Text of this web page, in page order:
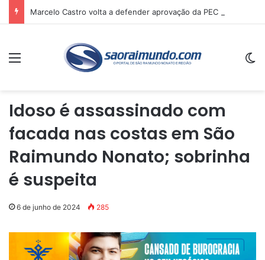
Menu
Idoso é assassinado com
facada nas costas em São
Raimundo Nonato; sobrinha
é suspeita
6 de junho de 2024 285